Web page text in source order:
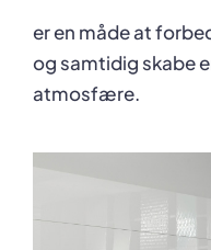
er en måde at
og samtidig skabe
atmosfære.